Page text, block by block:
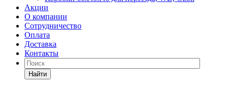
Акции
О компании
Сотрудничество
Оплата
Доставка
Контакты
Найти